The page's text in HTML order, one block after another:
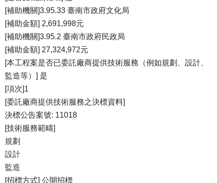
[補助機關]3.95.33 臺南市政府文化局
[補助金額] 2,691,998元
[補助機關]3.95.2 臺南市政府民政局
[補助金額] 27,324,972元
[本工程案是否已委託廠商提供技術服務（例如規劃、設計、
監造等）] 是
[項次]1
[委託廠商提供技術服務之決標資料]
決標公告案號: 11018
[技術服務範疇]
規劃
設計
監造
[招標方式] 公開招標